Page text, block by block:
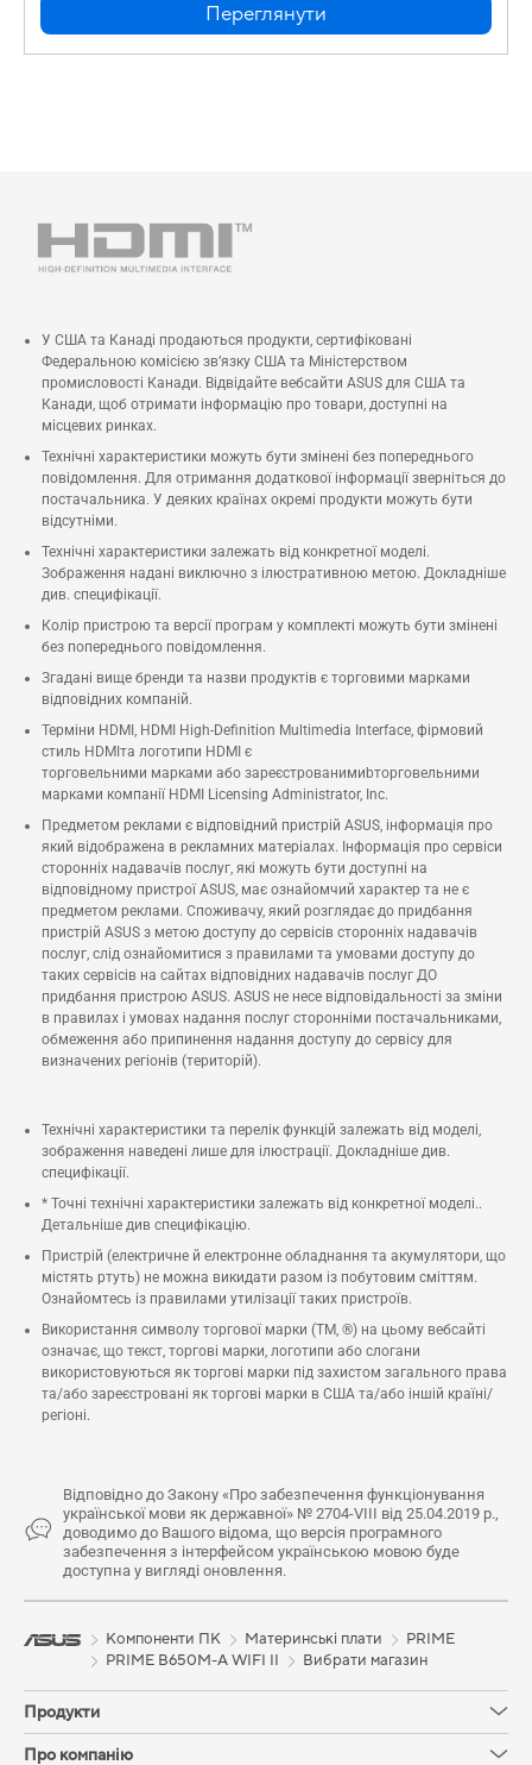
Переглянути
У США та Канаді продаються продукти, сертифіковані
Федеральною комісією зв’язку США та Міністерством
промисловості Канади. Відвідайте вебсайти ASUS для США та
Канади, щоб отримати інформацію про товари, доступні на
місцевих ринках.
Технічні характеристики можуть бути змінені без попереднього
повідомлення. Для отримання додаткової інформації зверніться до
постачальника. У деяких країнах окремі продукти можуть бути
відсутніми.
Технічні характеристики залежать від конкретної моделі.
Зображення надані виключно з ілюстративною метою. Докладніше
див. специфікації.
Колір пристрою та версії програм у комплекті можуть бути змінені
без попереднього повідомлення.
Згадані вище бренди та назви продуктів є торговими марками
відповідних компаній.
Терміни HDMI, HDMI High-Definition Multimedia Interface, фірмовий
стиль HDMIта логотипи HDMI є
торговельними марками або зареєстрованимиbторговельними
марками компанії HDMI Licensing Administrator, Inc.
Предметом реклами є відповідний пристрій ASUS, інформація про
який відображена в рекламних матеріалах. Інформація про сервіси
сторонніх надавачів послуг, які можуть бути доступні на
відповідному пристрої ASUS, має ознайомчий характер та не є
предметом реклами. Споживачу, який розглядає до придбання
пристрій ASUS з метою доступу до сервісів сторонніх надавачів
послуг, слід ознайомитися з правилами та умовами доступу до
таких сервісів на сайтах відповідних надавачів послуг ДО
придбання пристрою ASUS. ASUS не несе відповідальності за зміни
в правилах і умовах надання послуг сторонніми постачальниками,
обмеження або припинення надання доступу до сервісу для
визначених регіонів (територій).
Технічні характеристики та перелік функцій залежать від моделі,
зображення наведені лише для ілюстрації. Докладніше див.
специфікації.
* Точні технічні характеристики залежать від конкретної моделі..
Детальніше див специфікацію.
Пристрій (електричне й електронне обладнання та акумулятори, що
містять ртуть) не можна викидати разом із побутовим сміттям.
Ознайомтесь із правилами утилізації таких пристроїв.
Використання символу торгової марки (TM, ®) на цьому вебсайті
означає, що текст, торгові марки, логотипи або слогани
використовуються як торгові марки під захистом загального права
та/або зареєстровані як торгові марки в США та/або іншій країні/
регіоні.
Відповідно до Закону «Про забезпечення функціонування
української мови як державної» № 2704-VIII від 25.04.2019 р.,
доводимо до Вашого відома, що версія програмного
забезпечення з інтерфейсом українською мовою буде
доступна у вигляді оновлення.
Компоненти ПК Материнські плати
PRIME
PRIME B650M-A WIFI II
Вибрати магазин
Продукти
Про компанію